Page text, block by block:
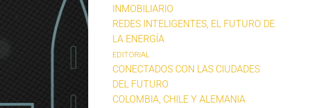
INMOBILIARIO
REDES INTELIGENTES, EL FUTURO DE
LA ENERGÍA
EDITORIAL
CONECTADOS CON LAS CIUDADES
DEL FUTURO
COLOMBIA, CHILE Y ALEMANIA